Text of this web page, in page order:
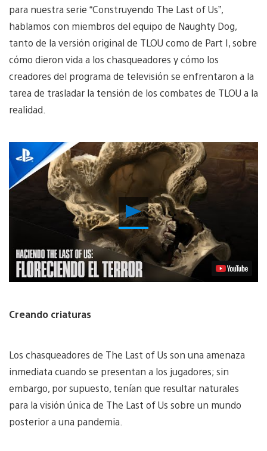
para nuestra serie “Construyendo The Last of Us”,
hablamos con miembros del equipo de Naughty Dog,
tanto de la versión original de TLOU como de Part I, sobre
cómo dieron vida a los chasqueadores y cómo los
creadores del programa de televisión se enfrentaron a la
tarea de trasladar la tensión de los combates de TLOU a la
realidad.
Reproducir
Video
Creando criaturas
Los chasqueadores de The Last of Us son una amenaza
inmediata cuando se presentan a los jugadores; sin
embargo, por supuesto, tenían que resultar naturales
para la visión única de The Last of Us sobre un mundo
posterior a una pandemia.